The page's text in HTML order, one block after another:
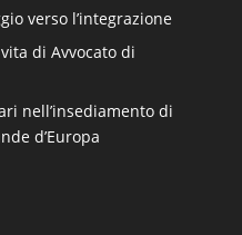
verso l’integrazione
di Avvocato di
nell’insediamento di
d’Europa